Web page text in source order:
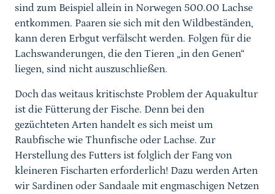
sind zum Beispiel allein in Norwegen 500.00 Lachse
entkommen. Paaren sie sich mit den Wildbeständen,
kann deren Erbgut verfälscht werden. Folgen für die
Lachswanderungen, die den Tieren „in den Genen“
liegen, sind nicht auszuschließen.
Doch das weitaus kritischste Problem der Aquakultur
ist die Fütterung der Fische. Denn bei den
gezüchteten Arten handelt es sich meist um
Raubfische wie Thunfische oder Lachse. Zur
Herstellung des Futters ist folglich der Fang von
kleineren Fischarten erforderlich! Dazu werden Arten
wir Sardinen oder Sandaale mit engmaschigen Netzen